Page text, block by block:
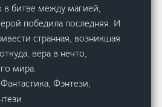
битве между магией,
победила последняя. И
странная, возникшая
вера в нечто,
мира.
Фэнтези,